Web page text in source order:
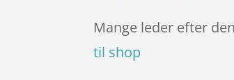
Mange leder efter
til shop